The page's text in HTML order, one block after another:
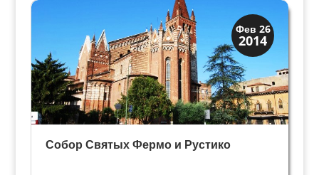
братом Донато Франческо...
Фев 26
2014
Верона
Экскурсии
Собор Святых Фермо и Рустико